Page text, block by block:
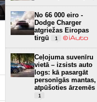
Vai 2026. gadā var pirkt
Ķīnā ražotu motociklu?
VOGE DS900X apskats.
No 66 000 eiro -
Dodge Charger
atgriežas Eiropas
tirgū
1
Ceļojuma suvenīru
vietā – izsists auto
logs: kā pasargāt
personīgās mantas,
atpūšoties ārzemēs
1